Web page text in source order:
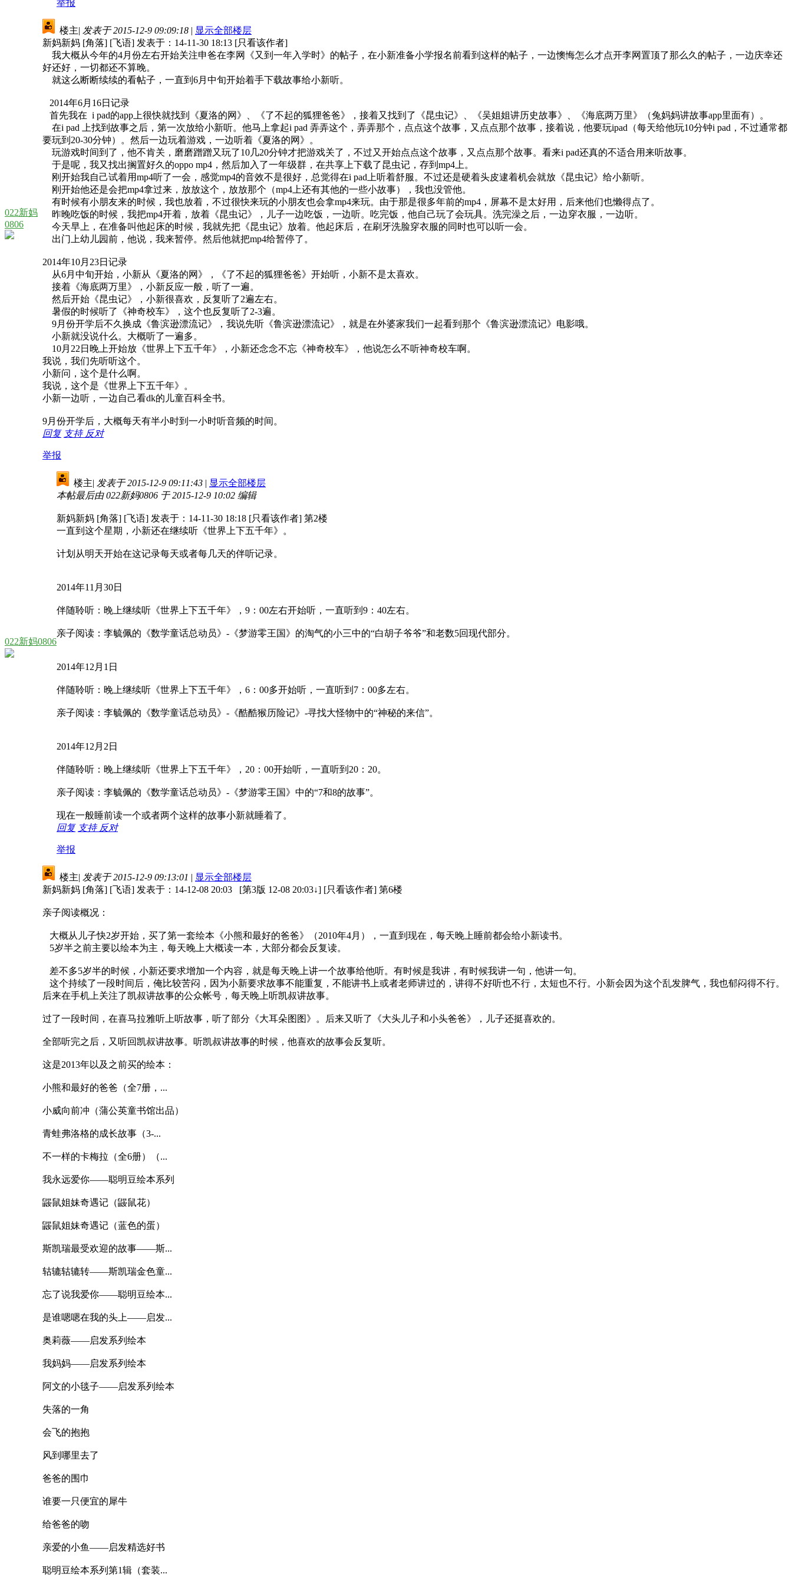
举报
022新妈
0806
楼主| 发表于 2015-12-9 09:09:18 | 显示全部楼层
新妈新妈 [角落] [飞语] 发表于：14-11-30 18:13 [只看该作者]
我大概从今年的4月份左右开始关注申爸在李网《又到一年入学时》的帖子，在小新准备小学报名前看到这样的帖子，一边懊悔怎么才点开李网置顶了那么久的帖子，一边庆幸还
好还好，一切都还不算晚。
就这么断断续续的看帖子，一直到6月中旬开始着手下载故事给小新听。
2014年6月16日记录
首先我在 i pad的app上很快就找到《夏洛的网》、《了不起的狐狸爸爸》，接着又找到了《昆虫记》、《吴姐姐讲历史故事》、《海底两万里》（兔妈妈讲故事app里面有）。
在i pad 上找到故事之后，第一次放给小新听。他马上拿起i pad 弄弄这个，弄弄那个，点点这个故事，又点点那个故事，接着说，他要玩ipad（每天给他玩10分钟i pad，不过通常都
要玩到20-30分钟）。然后一边玩着游戏，一边听着《夏洛的网》。
玩游戏时间到了，他不肯关，磨磨蹭蹭又玩了10几20分钟才把游戏关了，不过又开始点点这个故事，又点点那个故事。看来i pad还真的不适合用来听故事。
于是呢，我又找出搁置好久的oppo mp4，然后加入了一年级群，在共享上下载了昆虫记，存到mp4上。
刚开始我自己试着用mp4听了一会，感觉mp4的音效不是很好，总觉得在i pad上听着舒服。不过还是硬着头皮逮着机会就放《昆虫记》给小新听。
刚开始他还是会把mp4拿过来，放放这个，放放那个（mp4上还有其他的一些小故事），我也没管他。
有时候有小朋友来的时候，我也放着，不过很快来玩的小朋友也会拿mp4来玩。由于那是很多年前的mp4，屏幕不是太好用，后来他们也懒得点了。
昨晚吃饭的时候，我把mp4开着，放着《昆虫记》，儿子一边吃饭，一边听。吃完饭，他自己玩了会玩具。洗完澡之后，一边穿衣服，一边听。
今天早上，在准备叫他起床的时候，我就先把《昆虫记》放着。他起床后，在刷牙洗脸穿衣服的同时也可以听一会。
出门上幼儿园前，他说，我来暂停。然后他就把mp4给暂停了。
2014年10月23日记录
从6月中旬开始，小新从《夏洛的网》，《了不起的狐狸爸爸》开始听，小新不是太喜欢。
接着《海底两万里》，小新反应一般，听了一遍。
然后开始《昆虫记》，小新很喜欢，反复听了2遍左右。
暑假的时候听了《神奇校车》，这个也反复听了2-3遍。
9月份开学后不久换成《鲁滨逊漂流记》，我说先听《鲁滨逊漂流记》，就是在外婆家我们一起看到那个《鲁滨逊漂流记》电影哦。
小新就没说什么。大概听了一遍多。
10月22日晚上开始放《世界上下五千年》，小新还念念不忘《神奇校车》，他说怎么不听神奇校车啊。
我说，我们先听听这个。
小新问，这个是什么啊。
我说，这个是《世界上下五千年》。
小新一边听，一边自己看dk的儿童百科全书。
9月份开学后，大概每天有半小时到一小时听音频的时间。
回复 支持 反对
举报
022新妈0806
楼主| 发表于 2015-12-9 09:11:43 | 显示全部楼层
本帖最后由 022新妈0806 于 2015-12-9 10:02 编辑
新妈新妈 [角落] [飞语] 发表于：14-11-30 18:18 [只看该作者] 第2楼
一直到这个星期，小新还在继续听《世界上下五千年》。
计划从明天开始在这记录每天或者每几天的伴听记录。
2014年11月30日
伴随聆听：晚上继续听《世界上下五千年》，9：00左右开始听，一直听到9：40左右。
亲子阅读：李毓佩的《数学童话总动员》-《梦游零王国》的淘气的小三中的“白胡子爷爷”和老数5回现代部分。
2014年12月1日
伴随聆听：晚上继续听《世界上下五千年》，6：00多开始听，一直听到7：00多左右。
亲子阅读：李毓佩的《数学童话总动员》-《酷酷猴历险记》-寻找大怪物中的“神秘的来信”。
2014年12月2日
伴随聆听：晚上继续听《世界上下五千年》，20：00开始听，一直听到20：20。
亲子阅读：李毓佩的《数学童话总动员》-《梦游零王国》中的“7和8的故事”。
现在一般睡前读一个或者两个这样的故事小新就睡着了。
回复 支持 反对
举报
楼主| 发表于 2015-12-9 09:13:01 | 显示全部楼层
新妈新妈 [角落] [飞语] 发表于：14-12-08 20:03 [第3版 12-08 20:03↓] [只看该作者] 第6楼
亲子阅读概况：
大概从儿子快2岁开始，买了第一套绘本《小熊和最好的爸爸》（2010年4月），一直到现在，每天晚上睡前都会给小新读书。
5岁半之前主要以绘本为主，每天晚上大概读一本，大部分都会反复读。
差不多5岁半的时候，小新还要求增加一个内容，就是每天晚上讲一个故事给他听。有时候是我讲，有时候我讲一句，他讲一句。
这个持续了一段时间后，俺比较苦闷，因为小新要求故事不能重复，不能讲书上或者老师讲过的，讲得不好听也不行，太短也不行。小新会因为这个乱发脾气，我也郁闷得不行。
后来在手机上关注了凯叔讲故事的公众帐号，每天晚上听凯叔讲故事。
过了一段时间，在喜马拉雅听上听故事，听了部分《大耳朵图图》。后来又听了《大头儿子和小头爸爸》，儿子还挺喜欢的。
全部听完之后，又听回凯叔讲故事。听凯叔讲故事的时候，他喜欢的故事会反复听。
这是2013年以及之前买的绘本：
小熊和最好的爸爸（全7册，...
小威向前冲（蒲公英童书馆出品）
青蛙弗洛格的成长故事（3-...
不一样的卡梅拉（全6册）（...
我永远爱你——聪明豆绘本系列
鼹鼠姐妹奇遇记（鼹鼠花）
鼹鼠姐妹奇遇记（蓝色的蛋）
斯凯瑞最受欢迎的故事——斯...
轱辘轱辘转——斯凯瑞金色童...
忘了说我爱你——聪明豆绘本...
是谁嗯嗯在我的头上——启发...
奥莉薇——启发系列绘本
我妈妈——启发系列绘本
阿文的小毯子——启发系列绘本
失落的一角
会飞的抱抱
风到哪里去了
爸爸的围巾
谁要一只便宜的犀牛
给爸爸的吻
亲爱的小鱼——启发精选好书
聪明豆绘本系列第1辑（套装...